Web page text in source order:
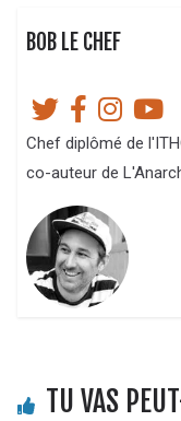
BOB LE CHEF
Chef diplômé de
co-auteur de
TU VAS